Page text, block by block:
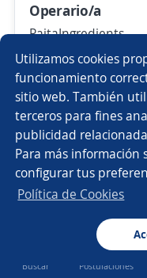
Buscar Postulaciones
Operario/a
PaitaIngredients
Paita, Piura
15 de julio
Nuevas ofertas
Utilizamos cookies
funcionamiento
sitio web. También
terceros para fines
publicidad
Para más información
configurar tus
Política de Cookies